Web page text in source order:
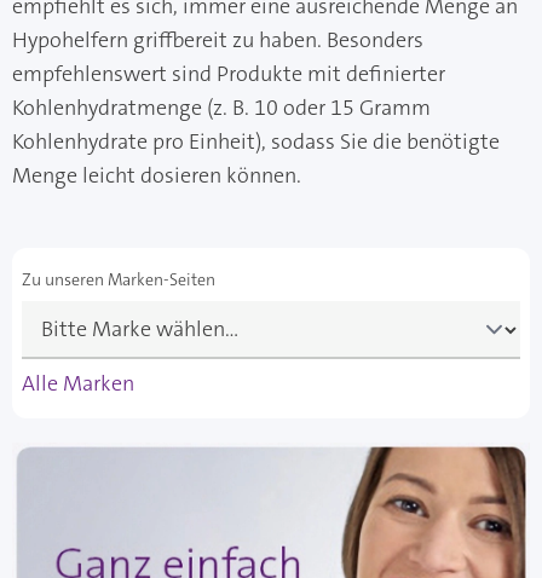
empfiehlt es sich, immer eine ausreichende Menge an
Hypohelfern griffbereit zu haben. Besonders
empfehlenswert sind Produkte mit definierter
Kohlenhydratmenge (z. B. 10 oder 15 Gramm
Kohlenhydrate pro Einheit), sodass Sie die benötigte
Menge leicht dosieren können.
Zu unseren Marken-Seiten
Alle Marken